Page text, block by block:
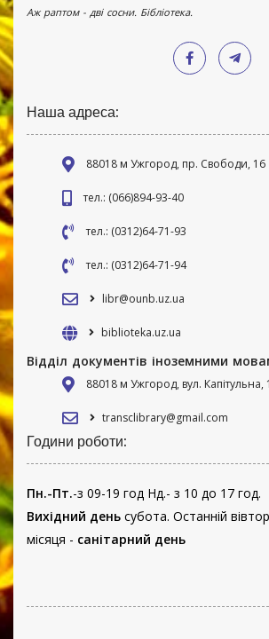
Аж раптом - дві сосни. Бібліотека.
Наша адреса:
88018 м Ужгород, пр. Свободи, 16
тел.: (066)894-93-40
тел.: (0312)64-71-93
тел.: (0312)64-71-94
libr@ounb.uz.ua
biblioteka.uz.ua
Відділ документів іноземними
88018 м Ужгород, вул. Капітульна,
transclibrary@gmail.com
Години роботи:
Пн.-Пт.-з 09-19 год Нд.- з 10 до 17 год.
Вихідний день субота. Останній
місяця - санітарний день